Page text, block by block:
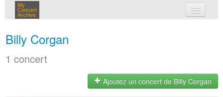
My
Concert
Archive
Billy Corgan
1 concert
Ajoutez un concert de Billy Corgan